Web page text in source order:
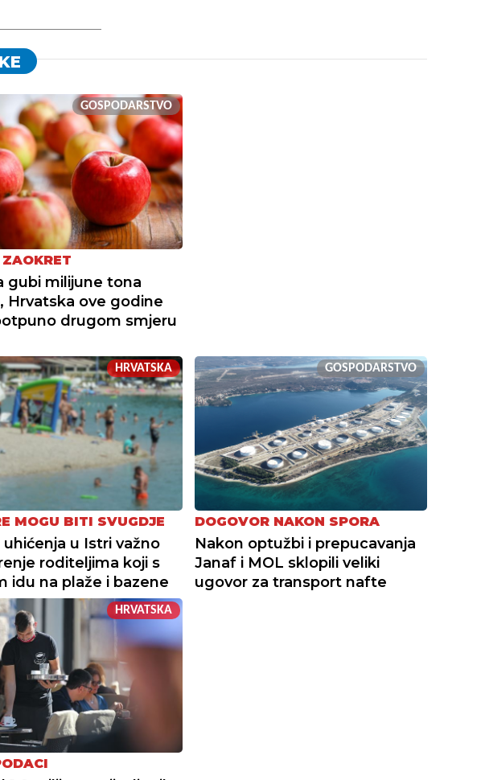
GOSPODARSTVO
gubi milijune tona
Hrvatska ove godine
drugom smjeru
HRVATSKA
MOGU BITI SVUGDJE
uhićenja u Istri važno
roditeljima koji s
idu na plaže i bazene
GOSPODARSTVO
DOGOVOR NAKON SPORA
Nakon optužbi i prepucavanja
Janaf i MOL sklopili veliki
ugovor za transport nafte
HRVATSKA